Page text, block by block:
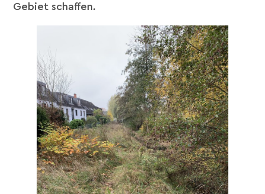
Gebiet schaffen.